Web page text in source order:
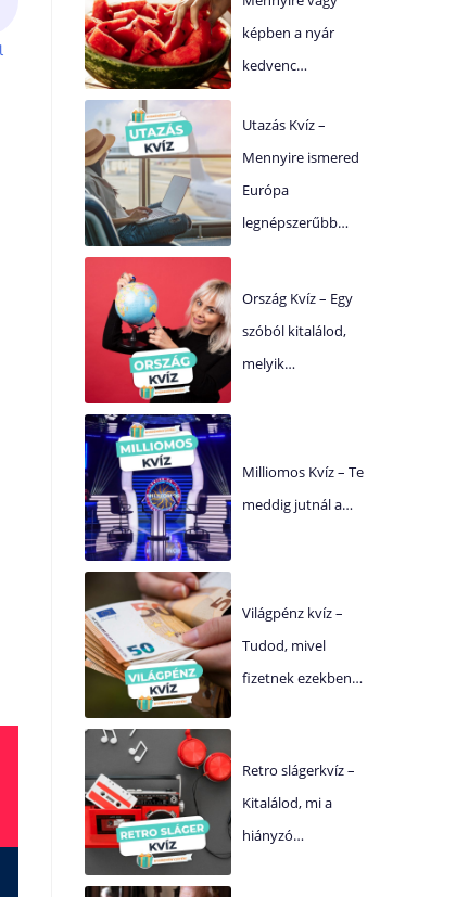
képben a nyár
kedvenc…
Utazás Kvíz –
Mennyire ismered
Európa
legnépszerűbb…
Ország Kvíz – Egy
szóból kitalálod,
melyik…
Milliomos Kvíz – Te
meddig jutnál a…
Világpénz kvíz –
Tudod, mivel
fizetnek ezekben…
Retro slágerkvíz –
Kitalálod, mi a
hiányzó…